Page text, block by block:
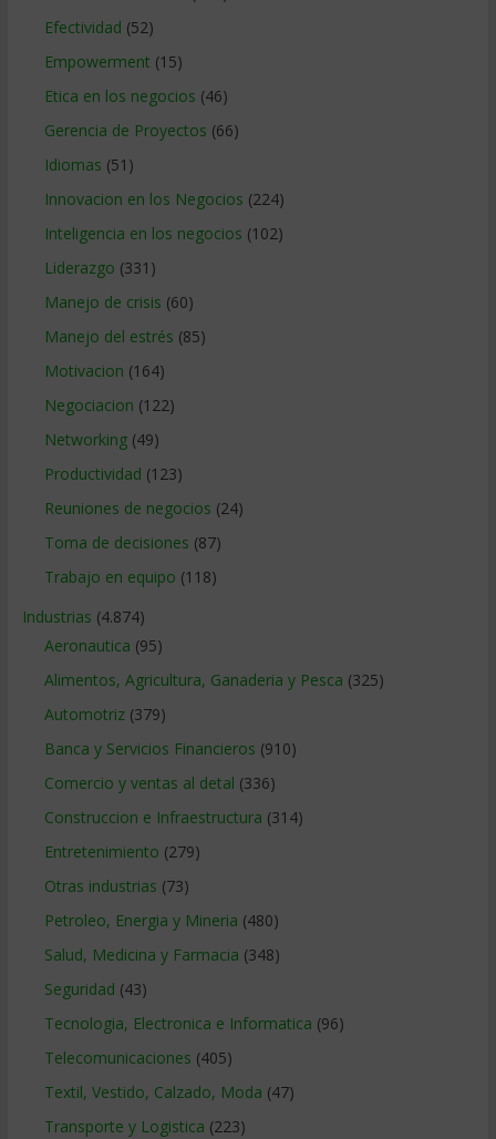
Efectividad (52)
Empowerment (15)
Etica en los negocios (46)
Gerencia de Proyectos (66)
Idiomas (51)
Innovacion en los Negocios (224)
Inteligencia en los negocios (102)
Liderazgo (331)
Manejo de crisis (60)
Manejo del estrés (85)
Motivacion (164)
Negociacion (122)
Networking(49)
Productividad (123)
Reuniones de negocios (24)
Toma de decisiones (87)
Trabajo en equipo (118)
Industrias (4.874)
Aeronautica (95)
Alimentos, Agricultura, Ganaderia y Pesca (325)
Automotriz(379)
Banca y Servicios Financieros (910)
Comercio y ventas al detal (336)
Construccion e Infraestructura (314)
Entretenimiento (279)
Otras industrias (73)
Petroleo, Energia y Mineria (480)
Salud, Medicina y Farmacia (348)
Seguridad (43)
Tecnologia, Electronica e Informatica (96)
Telecomunicaciones (405)
Textil, Vestido, Calzado, Moda (47)
Transporte y Logistica (223)